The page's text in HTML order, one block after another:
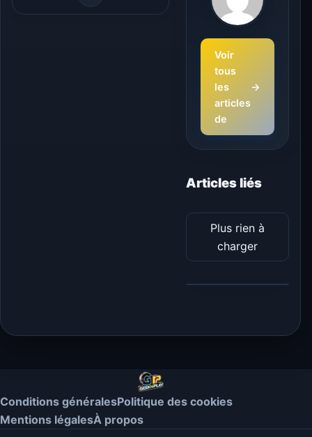
Voir
tous
les
articles
de
→
Articles liés
Plus rien à
charger
Conditions généralesPolitique des cookies
Mentions légalesÀ propos